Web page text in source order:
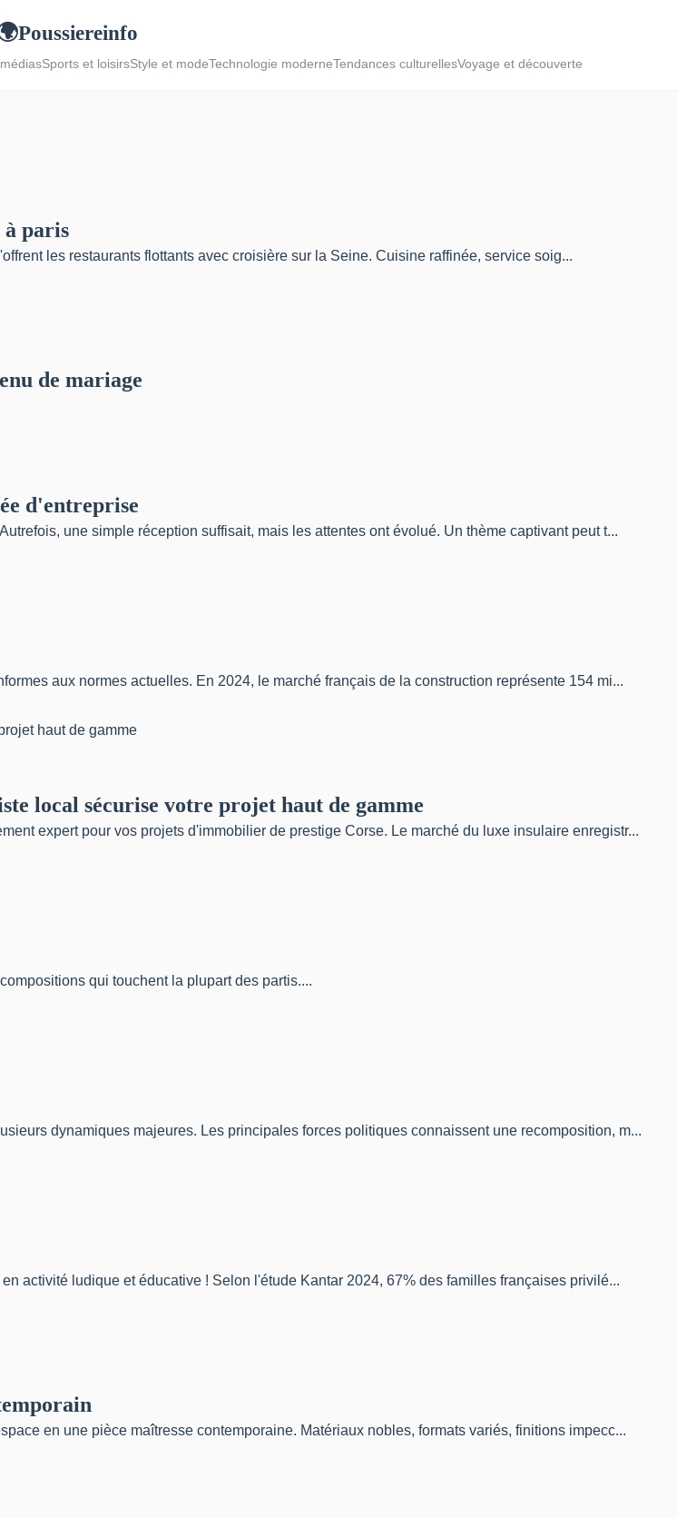
Poussiereinfo
Sports et loisirsStyle et modeTechnologie moderneTendances culturellesVoyage et découverte
à paris
les restaurants flottants avec croisière sur la Seine. Cuisine raffinée, service soig...
de mariage
d'entreprise
une simple réception suffisait, mais les attentes ont évolué. Un thème captivant peut t...
aux normes actuelles. En 2024, le marché français de la construction représente 154 mi...
local sécurise votre projet haut de gamme
expert pour vos projets d'immobilier de prestige Corse. Le marché du luxe insulaire enregistr...
qui touchent la plupart des partis....
dynamiques majeures. Les principales forces politiques connaissent une recomposition, m...
activité ludique et éducative ! Selon l'étude Kantar 2024, 67% des familles françaises privilé...
en une pièce maîtresse contemporaine. Matériaux nobles, formats variés, finitions impecc...